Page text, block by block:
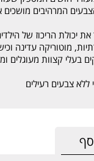
הצבעים המרהיבים
יכולת הריכוז של
מוטוריקה עדינה
בעלי קצוות מעוגלים
צבעים רעילים